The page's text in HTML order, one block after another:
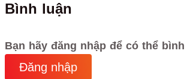
Bình luận
Bạn hãy đăng nhập để có thể bình
Đăng nhập